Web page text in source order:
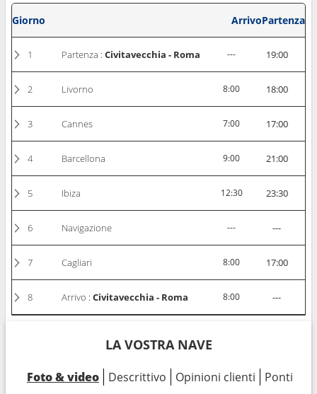
Giorno ArrivoPartenza
1 Partenza :Civitavecchia - Roma --- 19:00
2 Livorno 8:00 18:00
3 Cannes 7:00 17:00
4 Barcellona 9:00 21:00
5 Ibiza 12:30 23:30
6 Navigazione --- ---
7 Cagliari 8:00 17:00
8 Arrivo :Civitavecchia - Roma 8:00 ---
LA VOSTRA NAVE
Foto & video Descrittivo Opinioni clienti Ponti